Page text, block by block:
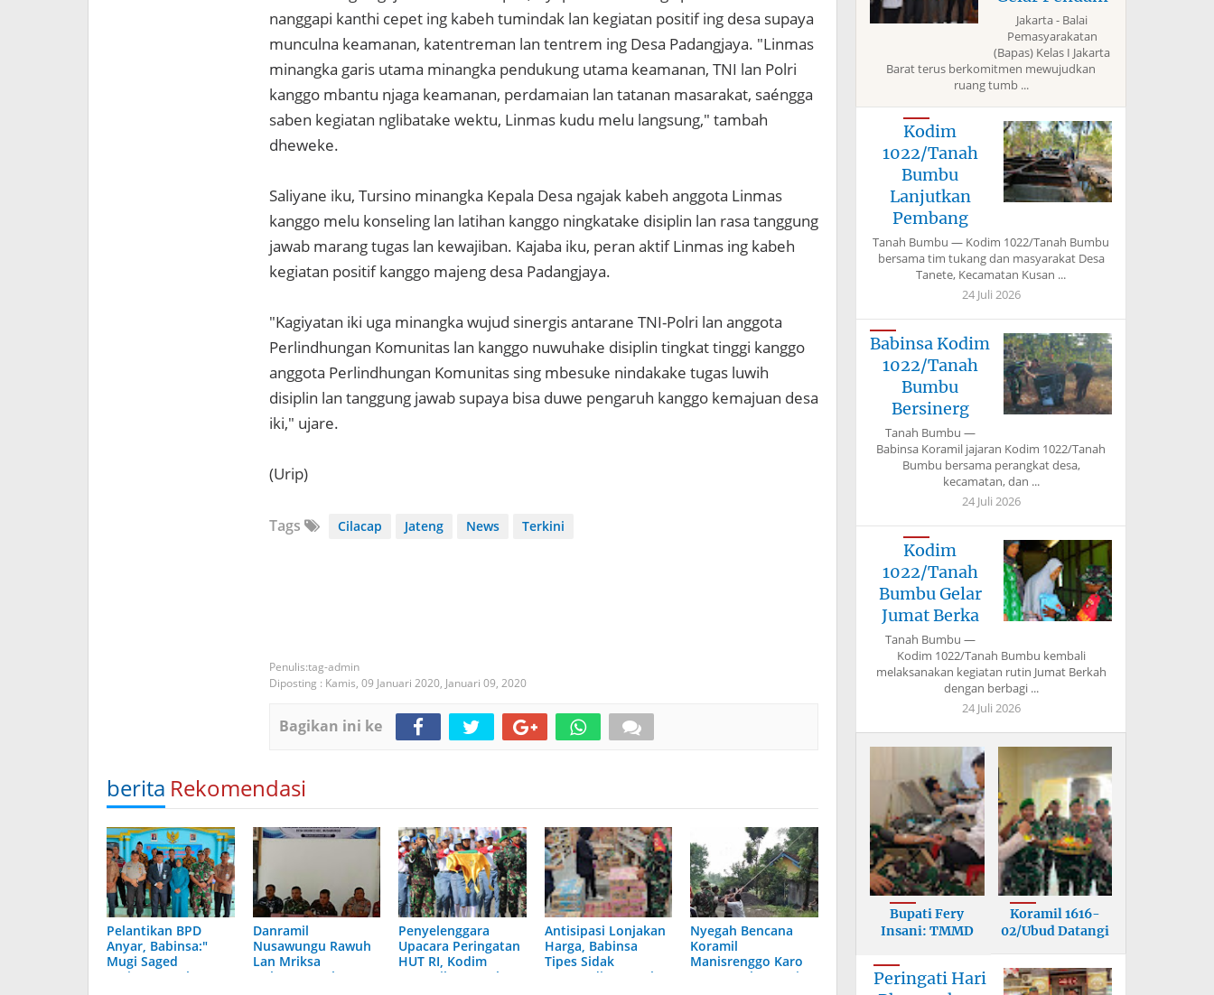
nanggapi kanthi cepet ing kabeh tumindak lan kegiatan positif ing desa supaya
munculna keamanan, katentreman lan tentrem ing Desa Padangjaya. "Linmas
minangka garis utama minangka pendukung utama keamanan, TNI lan Polri
kanggo mbantu njaga keamanan, perdamaian lan tatanan masarakat, saéngga
saben kegiatan nglibatake wektu, Linmas kudu melu langsung," tambah
dheweke.
Saliyane iku, Tursino minangka Kepala Desa ngajak kabeh anggota Linmas
kanggo melu konseling lan latihan kanggo ningkatake disiplin lan rasa tanggung
jawab marang tugas lan kewajiban. Kajaba iku, peran aktif Linmas ing kabeh
kegiatan positif kanggo majeng desa Padangjaya.
"Kagiyatan iki uga minangka wujud sinergis antarane TNI-Polri lan anggota
Perlindhungan Komunitas lan kanggo nuwuhake disiplin tingkat tinggi kanggo
anggota Perlindhungan Komunitas sing mbesuke nindakake tugas luwih
disiplin lan tanggung jawab supaya bisa duwe pengaruh kanggo kemajuan desa
iki," ujare.
(Urip)
Tags Cilacap Jateng News Terkini
tag-admin
Diposting : Kamis, 09 Januari 2020, Januari 09, 2020
Bagikan ini ke
berita Rekomendasi
Pelantikan BPD
Anyar, Babinsa:"
Mugi Saged
Kerjasama Mbangun
Danramil
Nusawungu Rawuh
Lan Mriksa
Dokumen Calon
Penyelenggara
Upacara Peringatan
HUT RI, Kodim
0703/Cilacap Gelar
Antisipasi Lonjakan
Harga, Babinsa
Tipes Sidak
Ketersediaan Stok
Nyegah Bencana
Koramil
Manisrenggo Karo
Warga Nebang Wit,
Jakarta - Balai
Pemasyarakatan
(Bapas) Kelas I Jakarta
Barat terus berkomitmen mewujudkan
ruang tumb ...
Kodim
1022/Tanah
Bumbu
Lanjutkan
Pembang
Tanah Bumbu — Kodim 1022/Tanah Bumbu
bersama tim tukang dan masyarakat Desa
Tanete, Kecamatan Kusan ...
24 Juli 2026
Babinsa Kodim
1022/Tanah
Bumbu
Bersinerg
Tanah Bumbu —
Babinsa Koramil jajaran Kodim 1022/Tanah
Bumbu bersama perangkat desa,
kecamatan, dan ...
24 Juli 2026
Kodim
1022/Tanah
Bumbu Gelar
Jumat Berka
Tanah Bumbu —
Kodim 1022/Tanah Bumbu kembali
melaksanakan kegiatan rutin Jumat Berkah
dengan berbagi ...
24 Juli 2026
Bupati Fery
Insani: TMMD
Koramil 1616-
02/Ubud Datangi
Peringati Hari